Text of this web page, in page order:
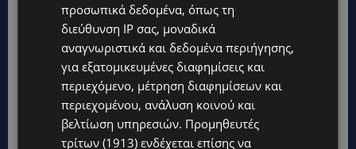
προσωπικά δεδομένα, όπως τη
διεύθυνση IP σας, μοναδικά
αναγνωριστικά και δεδομένα περιήγησης,
για εξατομικευμένες διαφημίσεις και
περιεχόμενο, μέτρηση διαφημίσεων και
περιεχομένου, ανάλυση κοινού και
βελτίωση υπηρεσιών. Προμηθευτές
τρίτων (1913) ενδέχεται επίσης να